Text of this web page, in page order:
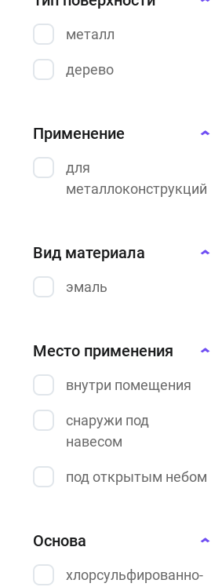
Термостойкие
краски
Порошковые
краски
краски
Резиновые
краски
металл
дерево
Применение
для
металлоконструкций
Вид материала
эмаль
Место применения
внутри помещения
снаружи под
навесом
под открытым небом
Основа
хлорсульфированно-